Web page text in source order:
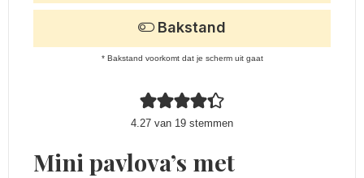
4.27 van 19 stemmen
Bakstand
* Bakstand voorkomt dat je scherm uit gaat
Mini pavlova’s met